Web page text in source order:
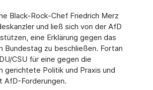
Black-Rock-Chef Friedrich Merz
und ließ sich von der AfD
eine Erklärung gegen das
Bundestag zu beschließen. Fortan
CSU für eine gegen die
gerichtete Politik und Praxis und
AfD-Forderungen.